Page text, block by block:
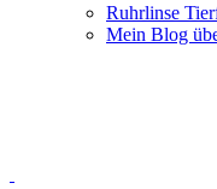
Ruhrlinse
Mein Blog